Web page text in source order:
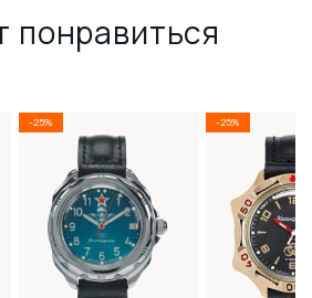
понравиться
-25% -25%